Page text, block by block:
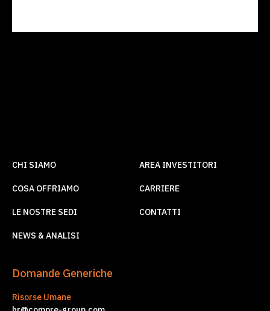
CHI SIAMO
COSA OFFRIAMO
LE NOSTRE SEDI
NEWS & ANALISI
AREA INVESTITORI
CARRIERE
CONTATTI
Domande Generiche
Risorse Umane